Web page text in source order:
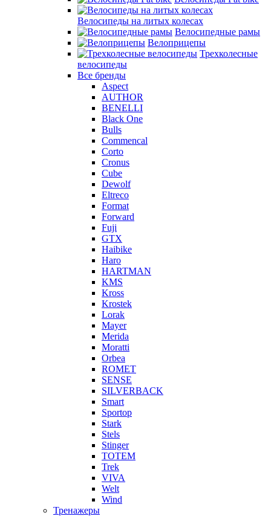
Велосипеды на литых колесах
Велосипедные рамы
Велоприцепы
Трехколесные
велосипеды
Все бренды
Aspect
AUTHOR
BENELLI
Black One
Bulls
Commencal
Corto
Cronus
Cube
Dewolf
Eltreco
Format
Forward
Fuji
GTX
Haibike
Haro
HARTMAN
KMS
Kross
Krostek
Lorak
Mayer
Merida
Moratti
Orbea
ROMET
SENSE
SILVERBACK
Smart
Sportop
Stark
Stels
Stinger
TOTEM
Trek
VIVA
Welt
Wind
Тренажеры